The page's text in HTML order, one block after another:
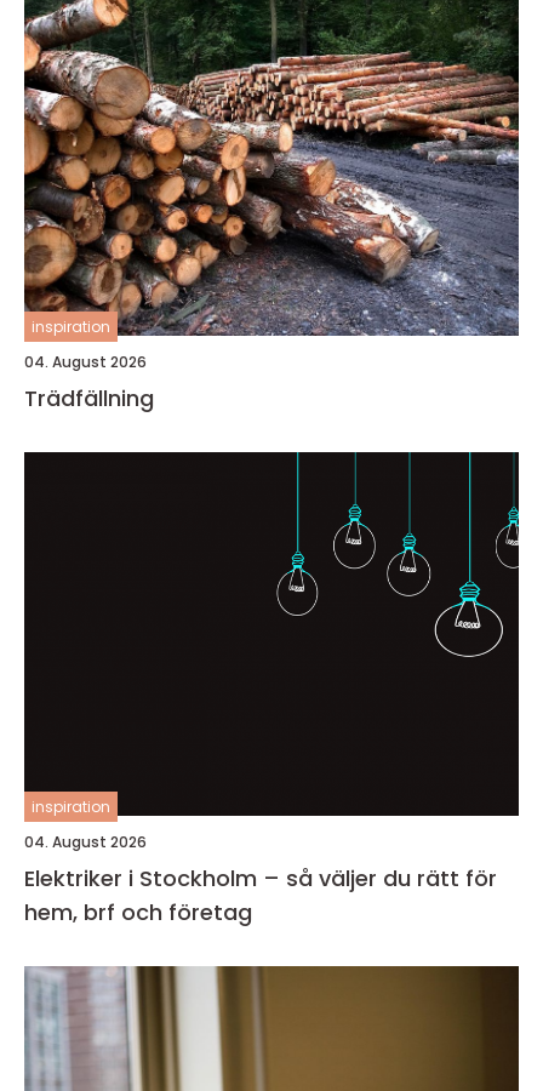
inspiration
04. August 2026
Trädfällning
inspiration
04. August 2026
Elektriker i Stockholm – så väljer du rätt för
hem, brf och företag